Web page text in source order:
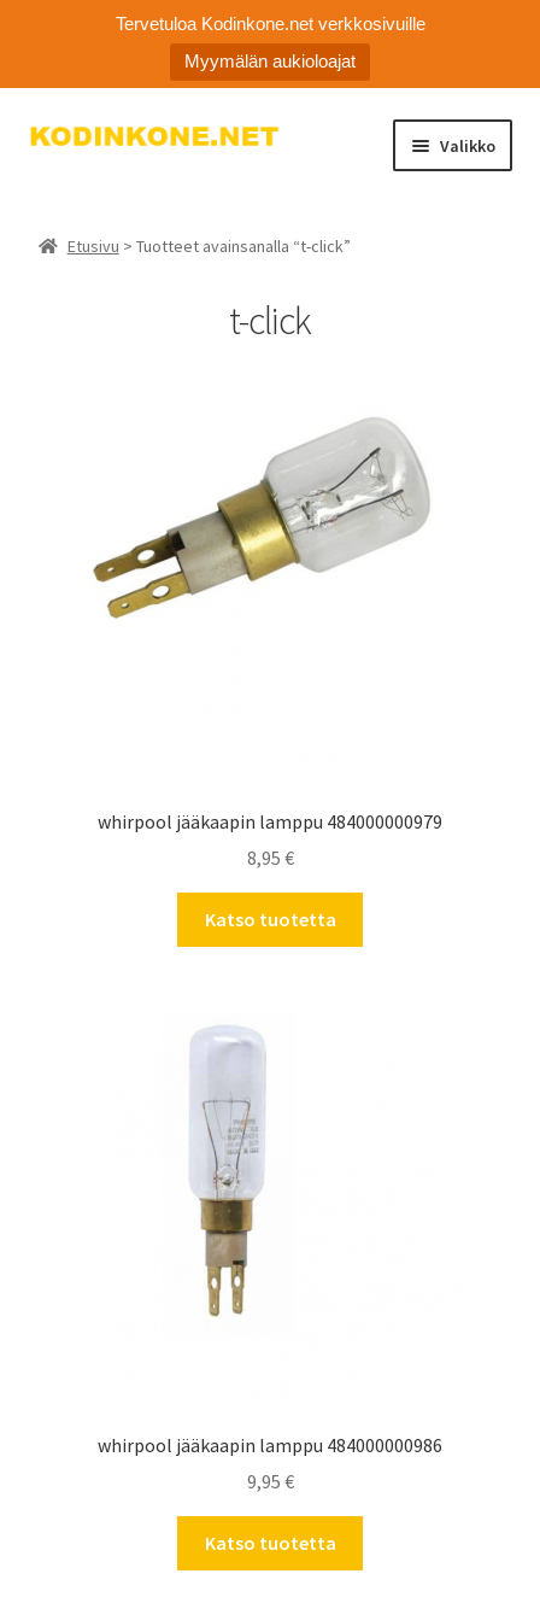
Tervetuloa Kodinkone.net verkkosivuille
Myymälän aukioloajat
Siirry
Siirry
Valikko
Etusivu > Tuotteet avainsanalla “t-click”
t-click
whirpool jääkaapin lamppu 484000000979
8,95 €
Katso tuotetta
whirpool jääkaapin lamppu 484000000986
9,95 €
Katso tuotetta